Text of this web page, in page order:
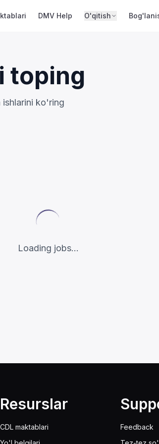
DMV Help O'qitish
toping
ishlarini ko'ring
Loading jobs...
Resurslar
CDL maktablari
Feedback